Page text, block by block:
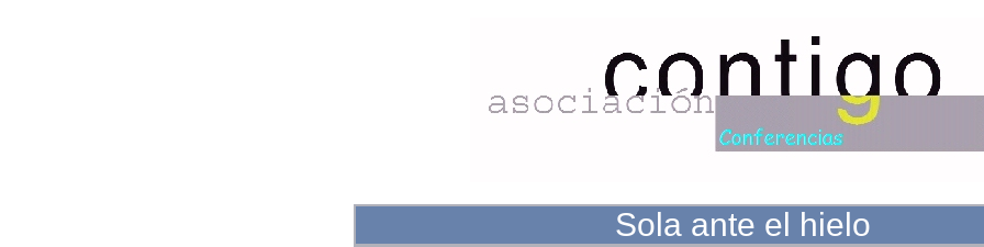
Sola ante el hielo